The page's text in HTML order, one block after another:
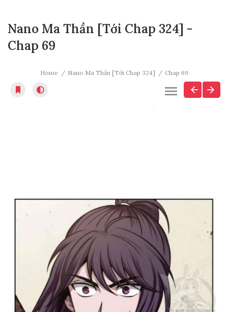
Nano Ma Thần [Tới Chap 324] -
Chap 69
Home Nano Ma Thần [Tới Chap 324] Chap 69